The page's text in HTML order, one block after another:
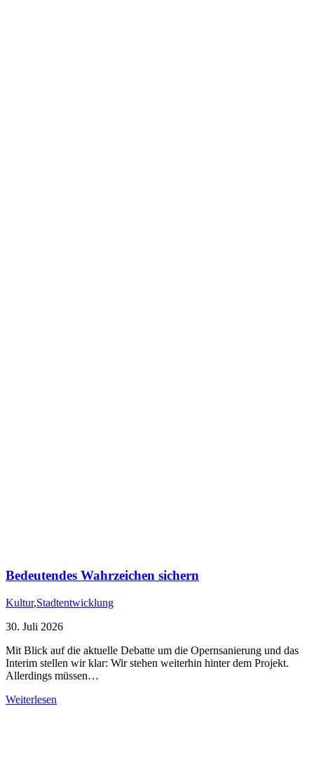
Bedeutendes Wahrzeichen sichern
Kultur,Stadtentwicklung
30. Juli 2026
Mit Blick auf die aktuelle Debatte um die Opernsanierung und das
Interim stellen wir klar: Wir stehen weiterhin hinter dem Projekt.
Allerdings müssen…
Weiterlesen